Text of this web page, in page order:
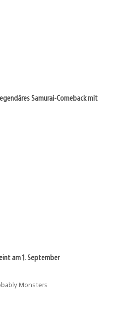
Samurai-Comeback mit
am 1. September
Monsters